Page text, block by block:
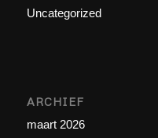
Uncategorized
ARCHIEF
maart 2026